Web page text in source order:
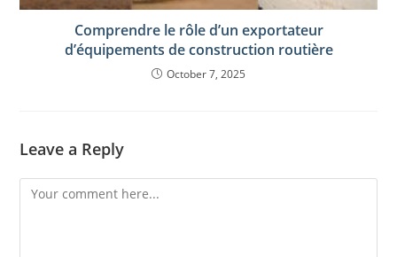
Comprendre le rôle d’un exportateur
d’équipements de construction routière
October 7, 2025
Leave a Reply